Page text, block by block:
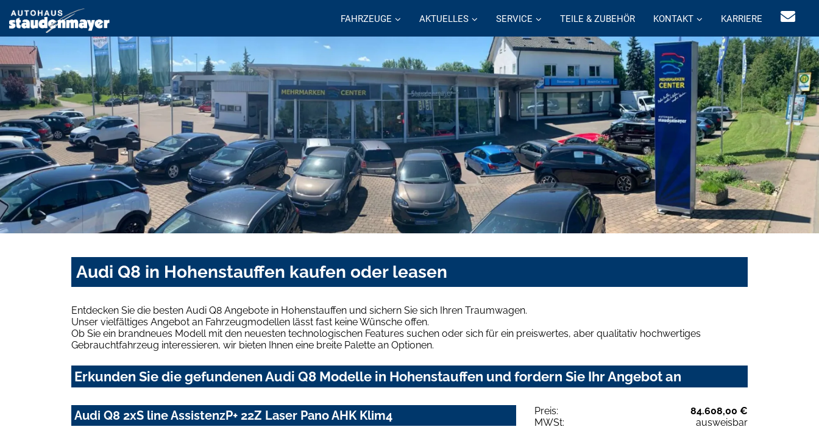
FAHRZEUGE AKTUELLES SERVICE TEILE & ZUBEHÖR KONTAKT KARRIERE
Audi Q8 in Hohenstauffen kaufen oder leasen
Entdecken Sie die besten Audi Q8 Angebote in Hohenstauffen und sichern Sie sich Ihren Traumwagen.
Unser vielfältiges Angebot an Fahrzeugmodellen lässt fast keine Wünsche offen.
Ob Sie ein brandneues Modell mit den neuesten technologischen Features suchen oder sich für ein preiswertes, aber qualitativ hochwertiges
Gebrauchtfahrzeug interessieren, wir bieten Ihnen eine breite Palette an Optionen.
Erkunden Sie die gefundenen Audi Q8 Modelle in Hohenstauffen und fordern Sie Ihr Angebot an
Audi Q8 2xS line AssistenzP+ 22Z Laser Pano AHK Klim4 Preis:
84.608,00 €
MWSt:
ausweisbar